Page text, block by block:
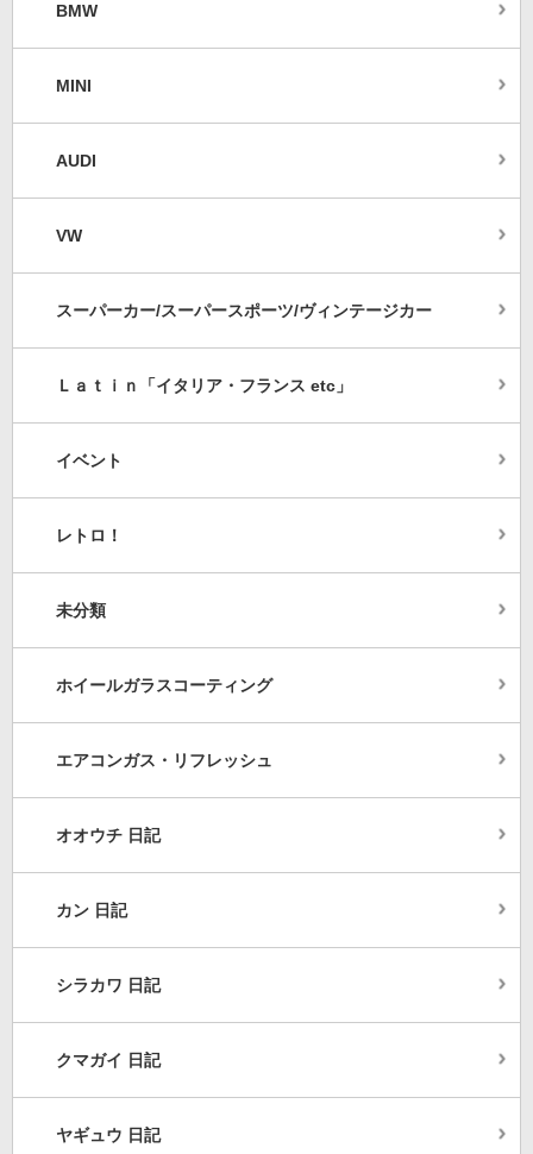
BMW
MINI
AUDI
VW
スーパーカー/スーパースポーツ/ヴィンテージカー
Ｌａｔｉｎ「イタリア・フランス etc」
イベント
レトロ！
未分類
ホイールガラスコーティング
エアコンガス・リフレッシュ
オオウチ 日記
カン 日記
シラカワ 日記
クマガイ 日記
ヤギュウ 日記